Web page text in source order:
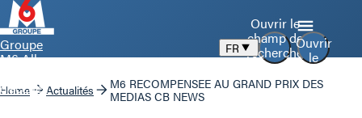
Groupe
M6 Aller
d’accueil
Ouvrir
le
FR
Ouvrir le
champ de
recherche
Home Actualités
M6 RECOMPENSEE AU GRAND PRIX DES
MEDIAS CB NEWS